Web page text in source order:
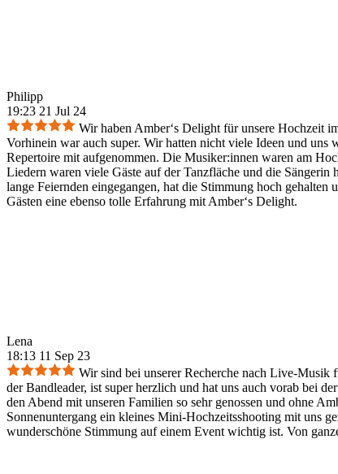
Philipp
19:23 21 Jul 24
Wir haben Amber‘s Delight für unsere Hochzeit
Vorhinein war auch super. Wir hatten nicht viele Ideen und
Repertoire mit aufgenommen. Die Musiker:innen waren am
Liedern waren viele Gäste auf der Tanzfläche und die
lange Feiernden eingegangen, hat die Stimmung hoch
Gästen eine ebenso tolle Erfahrung mit Amber‘s Delight.
Lena
18:13 11 Sep 23
Wir sind bei unserer Recherche nach Live-Musik
der Bandleader, ist super herzlich und hat uns auch vorab bei
den Abend mit unseren Familien so sehr genossen und ohne
Sonnenuntergang ein kleines Mini-Hochzeitsshooting mit uns
wunderschöne Stimmung auf einem Event wichtig ist. Von